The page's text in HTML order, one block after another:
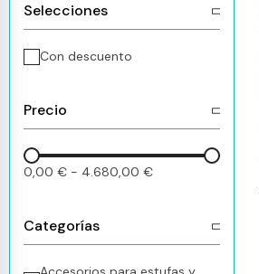
Selecciones
Con descuento
Precio
0,00 € - 4.680,00 €
Categorías